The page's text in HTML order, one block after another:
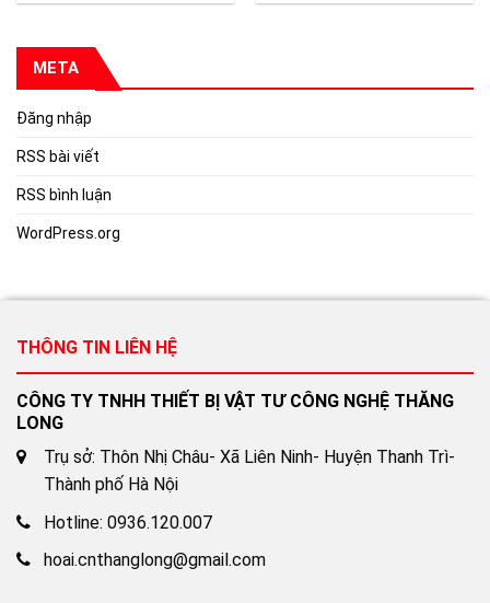
META
Đăng nhập
RSS bài viết
RSS bình luận
WordPress.org
THÔNG TIN LIÊN HỆ
CÔNG TY TNHH THIẾT BỊ VẬT TƯ CÔNG NGHỆ THĂNG
LONG
Trụ sở: Thôn Nhị Châu- Xã Liên Ninh- Huyện Thanh Trì-
Thành phố Hà Nội
Hotline: 0936.120.007
hoai.cnthanglong@gmail.com